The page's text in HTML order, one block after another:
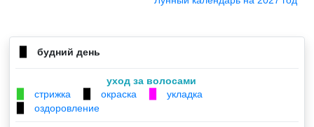
будний день
уход за волосами
стрижка окраска укладка
оздоровление